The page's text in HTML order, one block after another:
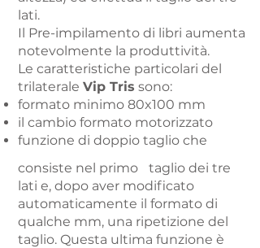
lati.
Il Pre-impilamento di libri aumenta
notevolmente la produttività.
Le caratteristiche particolari del
trilaterale Vip Tris sono:
formato minimo 80x100 mm
il cambio formato motorizzato
funzione di doppio taglio che
consiste nel primo
taglio dei tre
lati e, dopo aver modificato
automaticamente il formato di
qualche mm, una ripetizione del
taglio. Questa ultima funzione è